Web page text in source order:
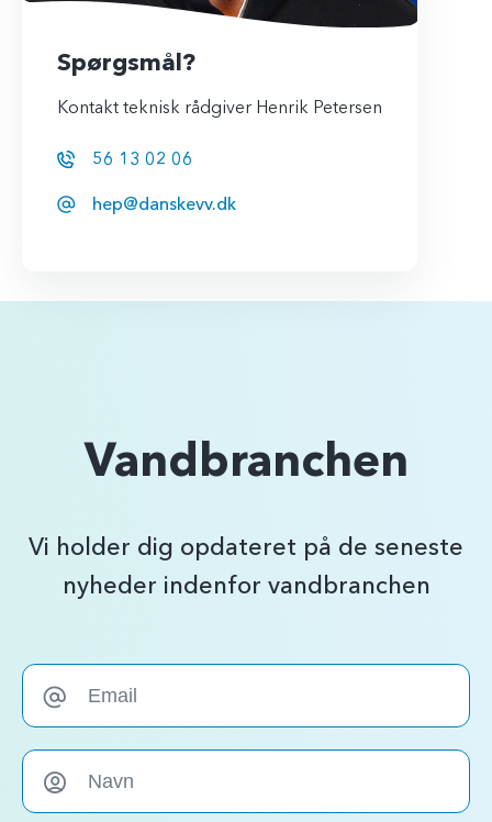
Spørgsmål?
Kontakt teknisk rådgiver Henrik Petersen
56 13 02 06
hep@danskevv.dk
Vandbranchen
Vi holder dig opdateret på de seneste
nyheder indenfor vandbranchen